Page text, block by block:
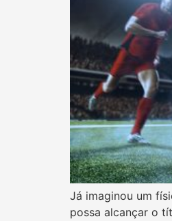
Já imaginou um
possa alcançar o